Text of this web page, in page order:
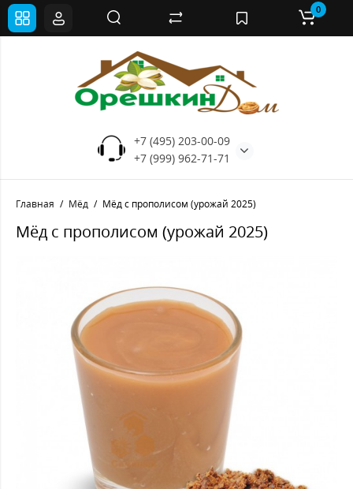
+7 (495) 203-00-09
+7 (999) 962-71-71
0
Главная Мёд Мёд с прополисом (урожай 2025)
Мёд с прополисом (урожай 2025)